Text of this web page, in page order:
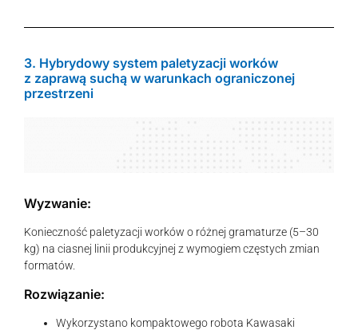
3. Hybrydowy system paletyzacji worków
z zaprawą suchą w warunkach ograniczonej
przestrzeni
Wyzwanie:
Konieczność paletyzacji worków o różnej gramaturze (5–30
kg) na ciasnej linii produkcyjnej z wymogiem częstych zmian
formatów.
Rozwiązanie:
Wykorzystano kompaktowego robota Kawasaki